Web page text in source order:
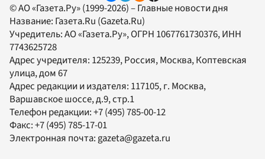
© АО «Газета.Ру» (1999-2026) – Главные новости дня
Название: Газета.Ru (Gazeta.Ru)
Учредитель:АО «Газета.Ру», ОГРН 1067761730376, ИНН
7743625728
Адрес учредителя: 125239, Россия, Москва, Коптевская
улица, дом 67
Адрес редакции и издателя: 117105, г. Москва,
Варшавское шоссе, д.9, стр.1
Телефон редакции:+7 (495) 785-00-12
Факс:+7 (495) 785-17-01
Электронная почта:gazeta@gazeta.ru